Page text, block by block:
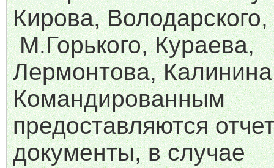
Кирова,
М.Горького, Кураева,
Лермонтова,
Командированным
предоставляются
документы, в случае